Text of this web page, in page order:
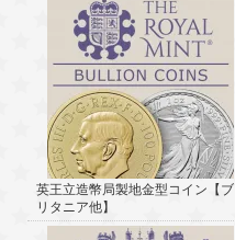
英王立造幣局製地金型コイン【ブ
リタニア他】